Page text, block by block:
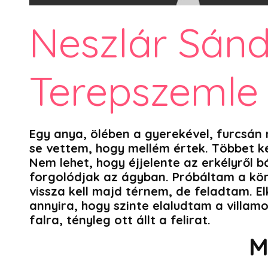
Neszlár
Terepszemle
Egy anya, ölében a gyerekével,
se vettem, hogy mellém értek. Többet
Nem lehet, hogy éjjelente az erkélyről
forgolódjak az ágyban. Próbáltam a
vissza kell majd térnem, de feladtam.
annyira, hogy szinte elaludtam a
falra, tényleg ott állt a felirat.